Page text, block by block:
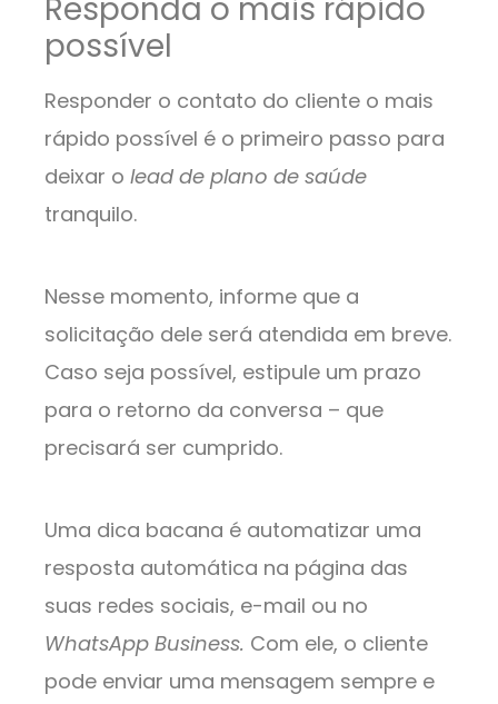
Responda o mais rápido
possível
Responder o contato do cliente o mais
rápido possível é o primeiro passo para
deixar o lead de plano de saúde
tranquilo.
Nesse momento, informe que a
solicitação dele será atendida em breve.
Caso seja possível, estipule um prazo
para o retorno da conversa – que
precisará ser cumprido.
Uma dica bacana é automatizar uma
resposta automática na página das
suas redes sociais, e-mail ou no
WhatsApp Business. Com ele, o cliente
pode enviar uma mensagem sempre e